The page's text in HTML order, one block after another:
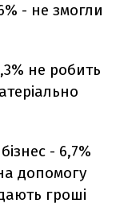
- не змогли
не робить
- 6,7%
допомогу
гроші